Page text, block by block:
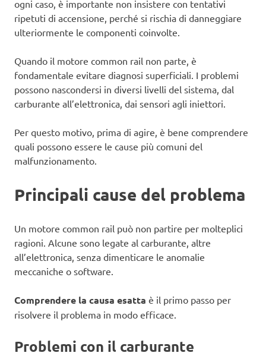
ogni caso, è importante non insistere con tentativi
ripetuti di accensione, perché si rischia di danneggiare
ulteriormente le componenti coinvolte.
Quando il motore common rail non parte, è
fondamentale evitare diagnosi superficiali. I problemi
possono nascondersi in diversi livelli del sistema, dal
carburante all’elettronica, dai sensori agli iniettori.
Per questo motivo, prima di agire, è bene comprendere
quali possono essere le cause più comuni del
malfunzionamento.
Principali cause del problema
Un motore common rail può non partire per molteplici
ragioni. Alcune sono legate al carburante, altre
all’elettronica, senza dimenticare le anomalie
meccaniche o software.
Comprendere la causa esatta è il primo passo per
risolvere il problema in modo efficace.
Problemi con il carburante